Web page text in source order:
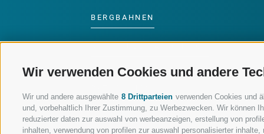
Wir verwenden Cookies und andere
Wir und andere ausgewählte 8 Drittparteien verwenden Cookies und
und, vorbehaltlich Ihrer Zustimmung, zu Werbezwecken. Wir können
reduzierter daten zur auswahl von werbeanzeigen, erstellung von
inhalten, verwendung von profilen zur auswahl personalisierter
BERGBAHNEN
LUISL'S SKISCHULE IN